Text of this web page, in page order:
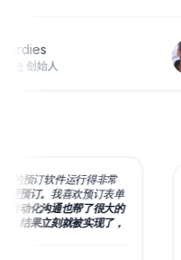
创始人
的预订软件运行得非常
管理预订。我喜欢预订表单
自动化沟通也帮了很大的
议，结果立刻就被实现了，